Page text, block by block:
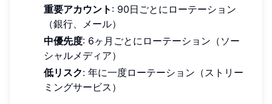
重要アカウント : 90日ごとにローテーション
（銀行、メール）
中優先度: 6ヶ月ごとにローテーション（ソー
シャルメディア）
低リスク: 年に一度ローテーション（ストリー
ミングサービス）